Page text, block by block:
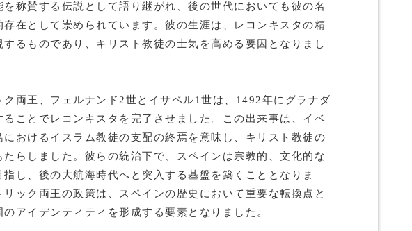
を称賛する伝説として語り継がれ、後の世代においても彼の名
存在として崇められています。彼の生涯は、レコンキスタの精
するものであり、キリスト教徒の士気を高める要因となりまし
ク両王、フェルナンド2世とイサベル1世は、1492年にグラナダ
ることでレコンキスタを完了させました。この出来事は、イベ
におけるイスラム教徒の支配の終焉を意味し、キリスト教徒の
たらしました。彼らの統治下で、スペインは宗教的、文化的な
指し、後の大航海時代へと突入する基盤を築くこととなりま
リック両王の政策は、スペインの歴史において重要な転換点と
のアイデンティティを形成する要素となりました。